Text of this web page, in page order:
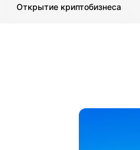
Открытие криптобизнеса